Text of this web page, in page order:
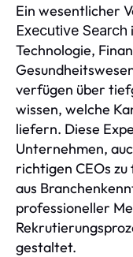
Ein wesentlicher
Executive Search
Technologie,
verfügen über
wissen, welche
liefern. Diese
Unternehmen,
richtigen CEOs
aus
professioneller
gestaltet.